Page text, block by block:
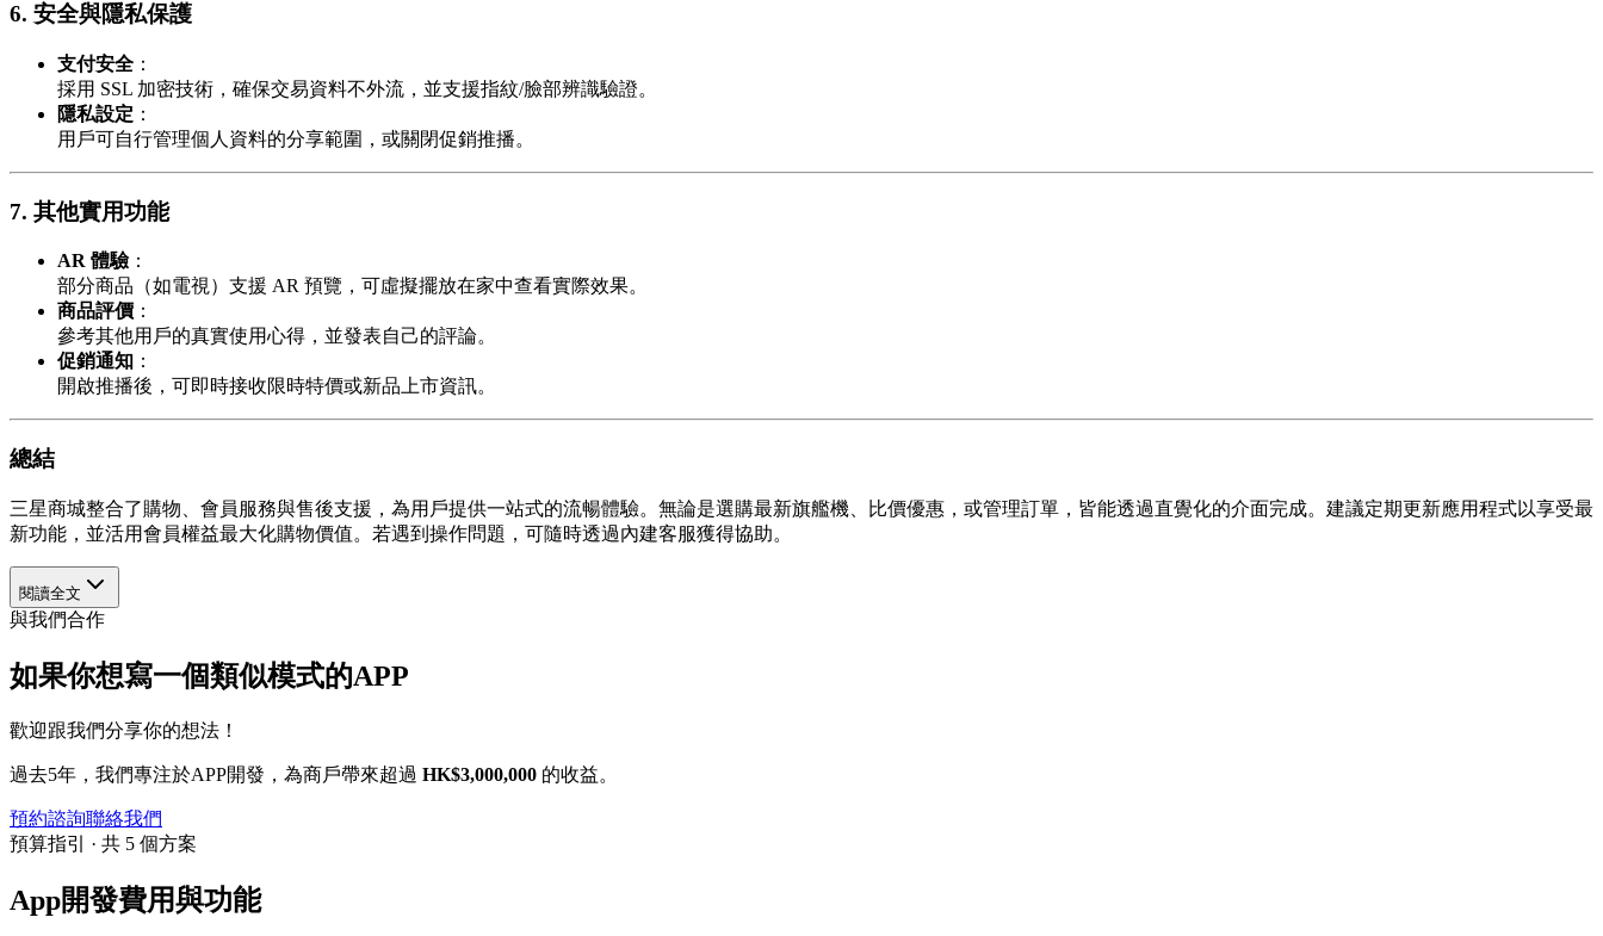
6. 安全與隱私保護
支付安全 ：
採用 SSL 加密技術，確保交易資料不外流，並支援指紋/臉部辨識驗證。
隱私設定 ：
用戶可自行管理個人資料的分享範圍，或關閉促銷推播。
7. 其他實用功能
AR 體驗：
部分商品（如電視）支援 AR 預覽，可虛擬擺放在家中查看實際效果。
商品評價 ：
參考其他用戶的真實使用心得，並發表自己的評論。
促銷通知 ：
開啟推播後，可即時接收限時特價或新品上市資訊。
總結
三星商城整合了購物、會員服務與售後支援，為用戶提供一站式的流暢體驗。無論是選購最新旗艦機、比價優惠，或管理訂單，皆能透過直覺化的介面完成。建議定期更新應用程式以享受最
新功能，並活用會員權益最大化購物價值。若遇到操作問題，可隨時透過內建客服獲得協助。
閱讀全文
與我們合作
如果你想寫一個類似模式的APP
歡迎跟我們分享你的想法！
過去5年，我們專注於APP開發，為商戶帶來超過 HK$3,000,000 的收益。
預約諮詢聯絡我們
預算指引 · 共 5 個方案
App開發費用與功能